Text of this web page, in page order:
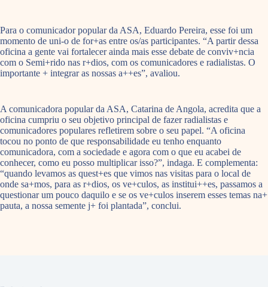
Para o comunicador popular da ASA, Eduardo Pereira, esse foi um
momento de uni-o de for+as entre os/as participantes. “A partir dessa
oficina a gente vai fortalecer ainda mais esse debate de conviv+ncia
com o Semi+rido nas r+dios, com os comunicadores e radialistas. O
importante + integrar as nossas a++es”, avaliou.
A comunicadora popular da ASA, Catarina de Angola, acredita que a
oficina cumpriu o seu objetivo principal de fazer radialistas e
comunicadores populares refletirem sobre o seu papel. “A oficina
tocou no ponto de que responsabilidade eu tenho enquanto
comunicadora, com a sociedade e agora com o que eu acabei de
conhecer, como eu posso multiplicar isso?”, indaga. E complementa:
“quando levamos as quest+es que vimos nas visitas para o local de
onde sa+mos, para as r+dios, os ve+culos, as institui++es, passamos a
questionar um pouco daquilo e se os ve+culos inserem esses temas na+
pauta, a nossa semente j+ foi plantada”, conclui.